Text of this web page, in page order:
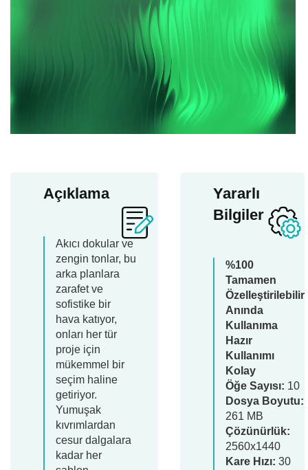
Açıklama
Akıcı dokular ve
zengin tonlar, bu
arka planlara
zarafet ve
sofistike bir
hava katıyor,
onları her tür
proje için
mükemmel bir
seçim haline
getiriyor.
Yumuşak
kıvrımlardan
cesur dalgalara
kadar her
Yararlı
Bilgiler
%100
Tamamen
Özelleştirilebilir
Anında
Kullanıma
Hazır
Kullanımı
Kolay
Öğe Sayısı: 10
Dosya Boyutu:
261 MB
Çözünürlük:
2560x1440
Kare Hızı: 30